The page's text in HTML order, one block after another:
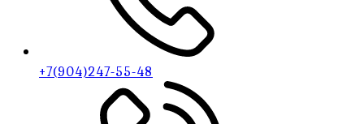
+7(904)247-55-48